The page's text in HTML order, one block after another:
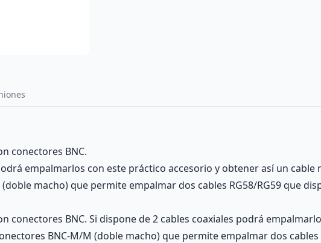
conectores BNC.
empalmarlos con este práctico accesorio y obtener así un cable
macho) que permite empalmar dos cables RG58/RG59 que
conectores BNC. Si dispone de 2 cables coaxiales podrá
BNC-M/M (doble macho) que permite empalmar dos